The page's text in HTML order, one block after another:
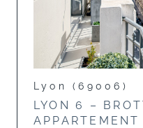
Lyon (69006)
LYON 6 –